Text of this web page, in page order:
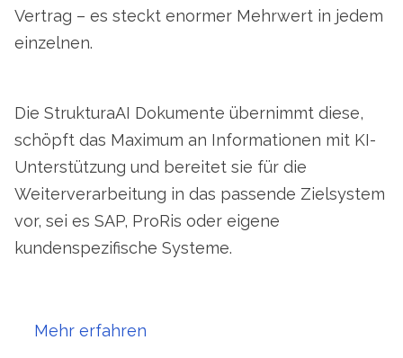
Vertrag – es steckt enormer Mehrwert in jedem
einzelnen.
Die StrukturaAI Dokumente übernimmt diese,
schöpft das Maximum an Informationen mit KI-
Unterstützung und bereitet sie für die
Weiterverarbeitung in das passende Zielsystem
vor, sei es SAP, ProRis oder eigene
kundenspezifische Systeme.
Mehr erfahren